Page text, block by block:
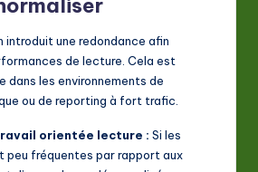
introduit une redondance afin
de lecture. Cela est
dans les environnements de
ou de reporting à fort trafic.
orientée lecture : Si les
peu fréquentes par rapport aux